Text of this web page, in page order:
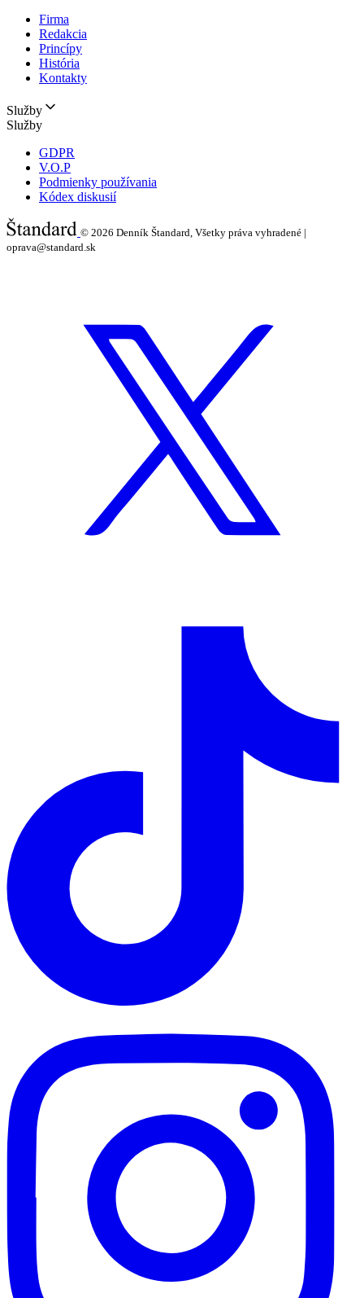
Firma
Redakcia
Princípy
História
Kontakty
Služby
Služby
GDPR
V.O.P
Podmienky používania
Kódex diskusií
© 2026 Denník Štandard, Všetky práva vyhradené |
oprava@standard.sk